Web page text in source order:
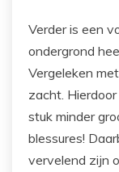
Verder is een
ondergrond
Vergeleken
zacht.
stuk minder
blessures!
vervelend zijn